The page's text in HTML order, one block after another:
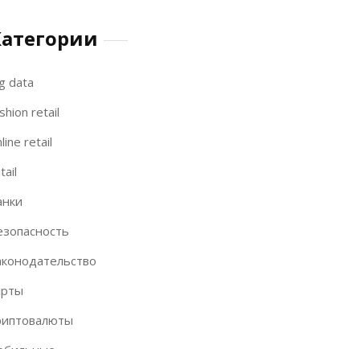
data
retail
retail